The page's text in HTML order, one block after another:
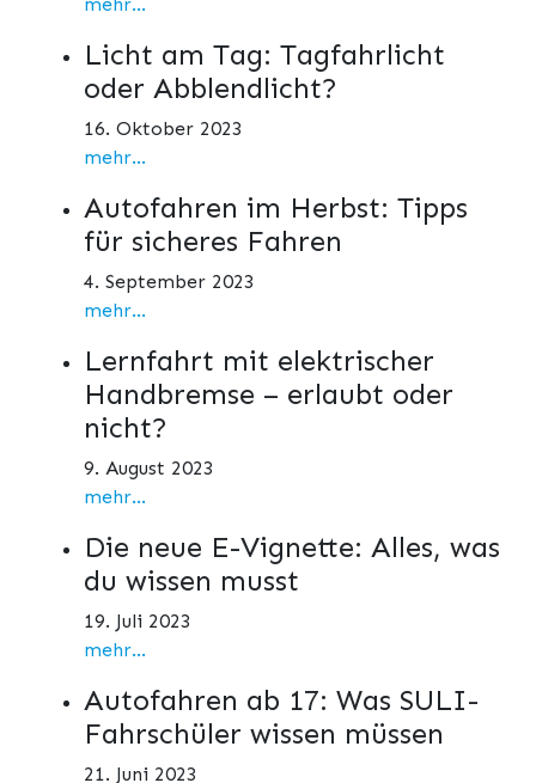
Licht am Tag: Tagfahrlicht
oder Abblendlicht?
16. Oktober 2023
mehr...
Autofahren im Herbst: Tipps
für sicheres Fahren
4. September 2023
mehr...
Lernfahrt mit elektrischer
Handbremse – erlaubt oder
nicht?
9. August 2023
mehr...
Die neue E-Vignette: Alles, was
du wissen musst
19. Juli 2023
mehr...
Autofahren ab 17: Was SULI-
Fahrschüler wissen müssen
21. Juni 2023